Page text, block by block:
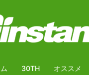
30TH オススメ